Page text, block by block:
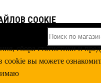
COOKIE
сбора статистики и
cookie вы можете